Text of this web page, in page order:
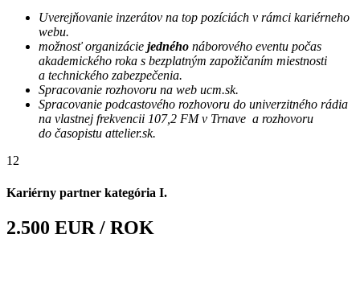
Uverejňovanie inzerátov na top pozíciách v rámci kariérneho
webu.
možnosť organizácie jedného náborového eventu počas
akademického roka s bezplatným zapožičaním miestnosti
a technického zabezpečenia.
Spracovanie rozhovoru na web ucm.sk.
Spracovanie podcastového rozhovoru do univerzitného rádia
na vlastnej frekvencii 107,2 FM v Trnave a rozhovoru
do časopistu attelier.sk.
12
Kariérny partner kategória I.
2.500 EUR / ROK